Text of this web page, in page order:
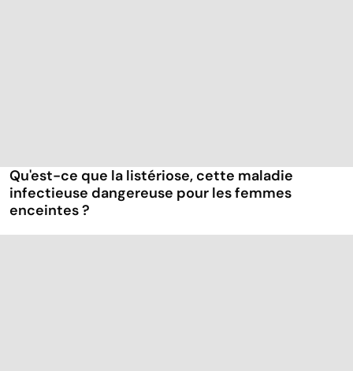
Qu'est-ce que la listériose, cette maladie
infectieuse dangereuse pour les femmes
enceintes ?